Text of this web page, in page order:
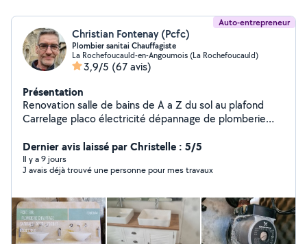
Auto-entrepreneur
Christian Fontenay (Pcfc)
Plombier sanitai Chauffagiste
La Rochefoucauld-en-Angoumois (La Rochefoucauld)
3,9/5 (67 avis)
Présentation
Renovation salle de bains de A a Z du sol au plafond
Carrelage placo électricité dépannage de plomberie
remplacement devis plomberie sanitaire Chauffage
zinguerie
Dernier avis laissé par Christelle : 5/5
Il y a 9 jours
J avais déjà trouvé une personne pour mes travaux